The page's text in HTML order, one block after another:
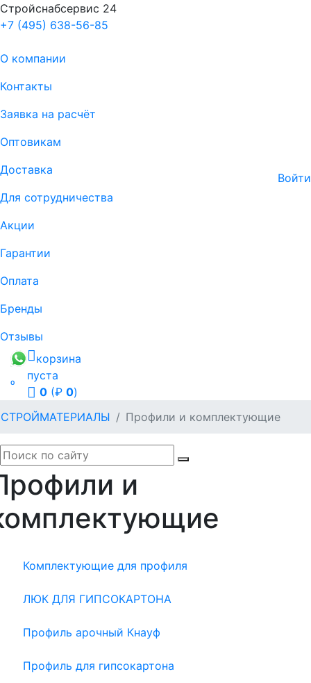
Стройснабсервис 24
+7 (495) 638-56-85
О компании
Контакты
Заявка на расчёт
Оптовикам
Доставка
Для сотрудничества
Акции
Гарантии
Оплата
Бренды
Отзывы
Войти

корзина
пуста
0 (₽ 0)
СТРОЙМАТЕРИАЛЫ
Профили и комплектующие
и
Комплектующие для профиля
ЛЮК ДЛЯ ГИПСОКАРТОНА
Профиль арочный Кнауф
Профиль для гипсокартона